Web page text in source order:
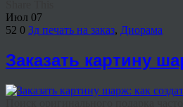
Июл 07
52 0 3д печать на заказ, Диорама
Заказать картину